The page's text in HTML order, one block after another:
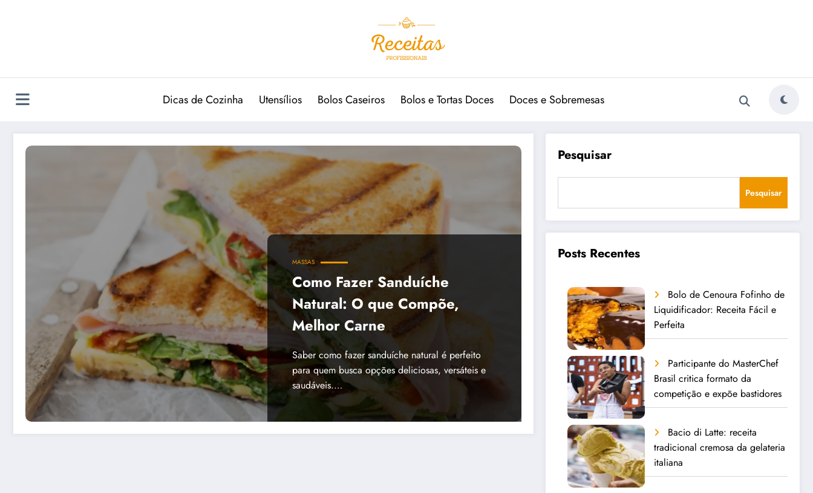
Dicas de Cozinha Utensílios Bolos Caseiros Bolos e Tortas Doces Doces e Sobremesas
MASSAS
Como Fazer Sanduíche
Natural: O que Compõe,
Melhor Carne
Saber como fazer sanduíche natural é perfeito
para quem busca opções deliciosas, versáteis e
saudáveis.…
Pesquisar
Pesquisar
Posts Recentes
Bolo de Cenoura Fofinho de
Liquidificador: Receita Fácil e
Perfeita
Participante do MasterChef
Brasil critica formato da
competição e expõe bastidores
Bacio di Latte: receita
tradicional cremosa da gelateria
italiana